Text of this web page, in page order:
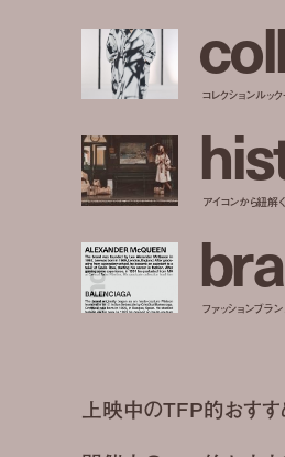
col
コレクションルッ
his
アイコンから紐解
bra
ファッションブラ
上映中のTFP的おす